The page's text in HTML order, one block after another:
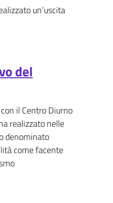
un’uscita
del
il Centro Diurno
realizzato nelle
denominato
come facente